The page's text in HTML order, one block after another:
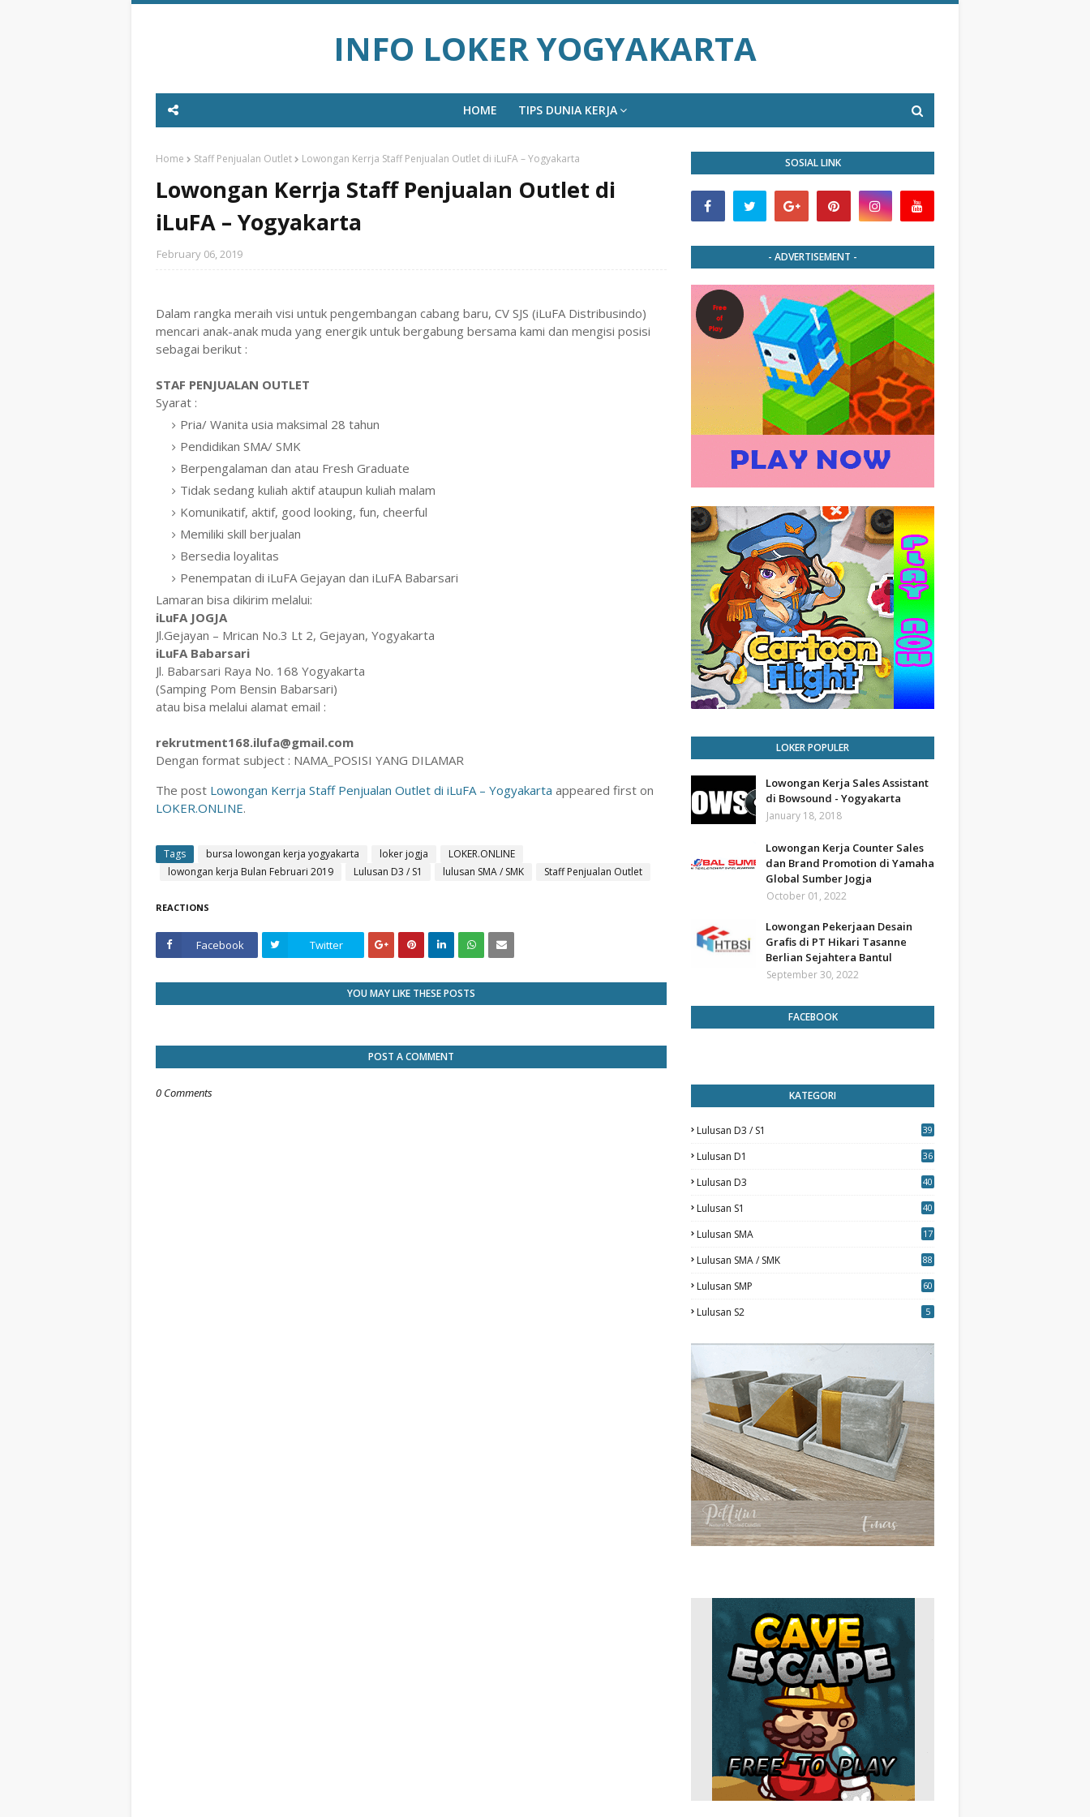
INFO LOKER YOGYAKARTA
HOME TIPS DUNIA KERJA
Home Staff Penjualan Outlet Lowongan Kerrja Staff Penjualan Outlet di iLuFA – Yogyakarta
Lowongan Kerrja Staff Penjualan Outlet di
iLuFA – Yogyakarta
February 06, 2019
Dalam rangka meraih visi untuk pengembangan cabang baru, CV SJS (iLuFA Distribusindo)
mencari anak-anak muda yang energik untuk bergabung bersama kami dan mengisi posisi
sebagai berikut :
STAF PENJUALAN OUTLET
Syarat :
Pria/ Wanita usia maksimal 28 tahun
Pendidikan SMA/ SMK
Berpengalaman dan atau Fresh Graduate
Tidak sedang kuliah aktif ataupun kuliah malam
Komunikatif, aktif, good looking, fun, cheerful
Memiliki skill berjualan
Bersedia loyalitas
Penempatan di iLuFA Gejayan dan iLuFA Babarsari
Lamaran bisa dikirim melalui:
iLuFA JOGJA
Jl.Gejayan – Mrican No.3 Lt 2, Gejayan, Yogyakarta
iLuFA Babarsari
Jl. Babarsari Raya No. 168 Yogyakarta
(Samping Pom Bensin Babarsari)
atau bisa melalui alamat email :
rekrutment168.ilufa@gmail.com
Dengan format subject : NAMA_POSISI YANG DILAMAR
The post Lowongan Kerrja Staff Penjualan Outlet di iLuFA – Yogyakarta appeared first on
LOKER.ONLINE.
Tags bursa lowongan kerja yogyakarta loker jogja
LOKER.ONLINE
lowongan kerja Bulan Februari 2019
Lulusan D3 / S1 lulusan SMA / SMK Staff Penjualan Outlet
REACTIONS
Facebook Twitter
YOU MAY LIKE THESE POSTS
POST A COMMENT
0 Comments
SOSIAL LINK
- ADVERTISEMENT -
LOKER POPULER
Lowongan Kerja Sales Assistant
di Bowsound - Yogyakarta
January 18, 2018
Lowongan Kerja Counter Sales
dan Brand Promotion di Yamaha
Global Sumber Jogja
October 01, 2022
Lowongan Pekerjaan Desain
Grafis di PT Hikari Tasanne
Berlian Sejahtera Bantul
September 30, 2022
FACEBOOK
KATEGORI
Lulusan D3 / S1
39
Lulusan D1 36
Lulusan D3
40
Lulusan S1
40
Lulusan SMA 17
Lulusan SMA / SMK
88
Lulusan SMP 60
Lulusan S2 5